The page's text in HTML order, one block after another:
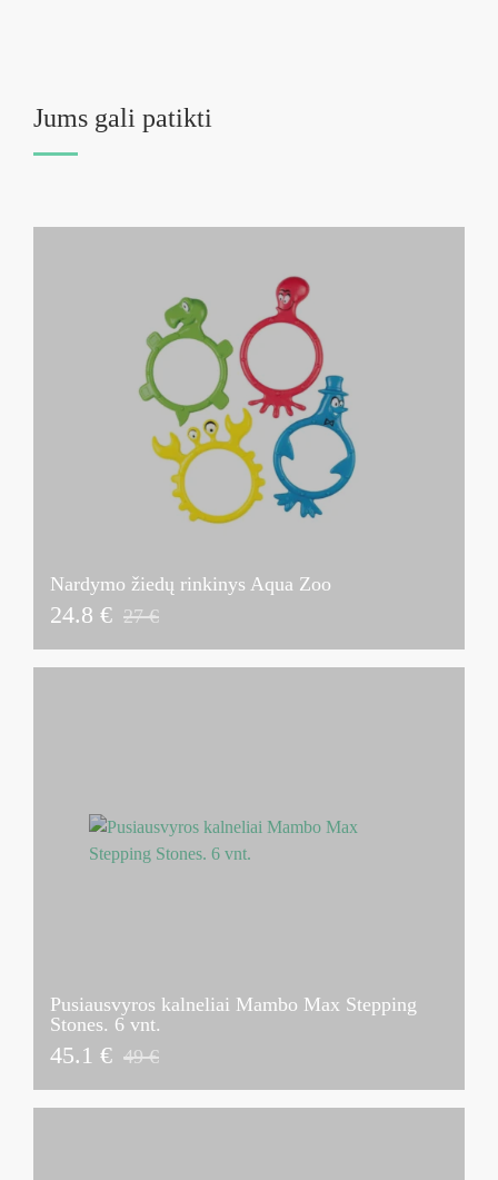
Jums gali patikti
Nardymo žiedų rinkinys Aqua Zoo
24.8 € 27 €
Pusiausvyros kalneliai Mambo Max Stepping
Stones. 6 vnt.
45.1 € 49 €